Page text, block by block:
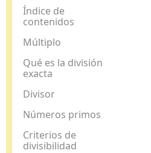
Índice de
contenidos
Múltiplo
Qué es la división
exacta
Divisor
Números primos
Criterios de
divisibilidad